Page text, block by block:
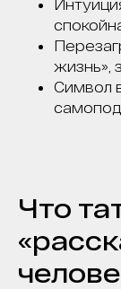
жизнь»,
Символ
Что
И
С